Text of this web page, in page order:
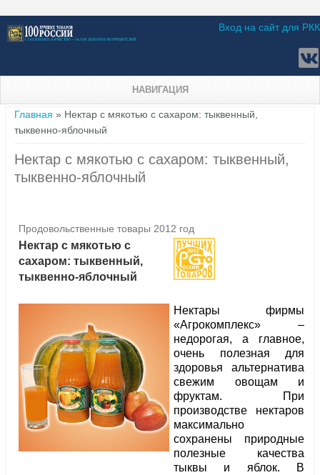
Вход на сайт для РКК
НАВИГАЦИЯ
Вы здесь
Главная » Нектар с мякотью с сахаром: тыквенный,
тыквенно-яблочный
Нектар с мякотью с сахаром: тыквенный,
тыквенно-яблочный
Продовольственные товары 2012 год
Нектар с мякотью с
сахаром: тыквенный,
тыквенно-яблочный
Нектары фирмы
«Агрокомплекс» –
недорогая, а главное,
очень полезная для
здоровья альтернатива
свежим овощам и
фруктам. При
производстве нектаров
максимально
сохранены природные
полезные качества
тыквы и яблок. В